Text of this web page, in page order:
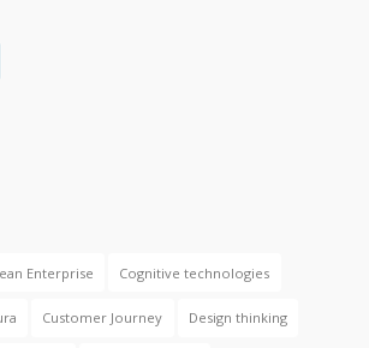
Enterprise Cognitive technologies
Customer Journey Design thinking